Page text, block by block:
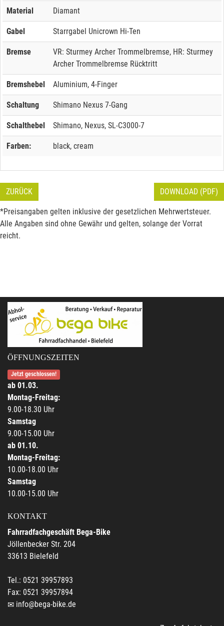
Material Diamant
Gabel Starrgabel Unicrown Hi-Ten
Bremse
VR: Sturmey Archer Trommelbremse, HR: Sturmey
Archer Trommelbremse Rücktritt
Bremshebel Aluminium, 4-Finger
Schaltung Shimano Nexus 7-Gang
Schalthebel Shimano, Nexus, SL-C3000-7
Farben: black, cream
ZURÜCK DOWNLOAD (PDF)
*Preisangaben gelten inklusive der gesetzlichen Mehrwertsteuer.
Alle Angaben sind ohne Gewähr und gelten, solange der Vorrat
reicht.
ÖFFNUNGSZEITEN
Jetzt geschlossen!
ab 01.03.
Montag-Freitag:
9.00-18.30 Uhr
Samstag
9.00-15.00 Uhr
ab 01.10.
Montag-Freitag:
10.00-18.00 Uhr
Samstag
10.00-15.00 Uhr
KONTAKT
Fahrradfachgeschäft Bega-Bike
Jöllenbecker Str. 204
33613 Bielefeld
Tel.: 0521 39957893
Fax: 0521 39957894
info@bega-bike.de